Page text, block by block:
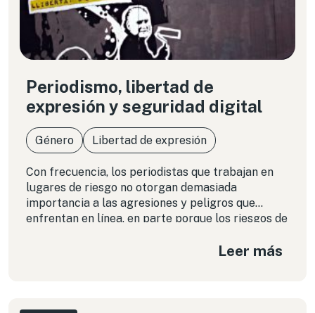
Periodismo, libertad de
expresión y seguridad digital
Género Libertad de expresión
Con frecuencia, los periodistas que trabajan en
lugares de riesgo no otorgan demasiada
importancia a las agresiones y peligros que
enfrentan en línea, en parte porque los riesgos de
inmediatos, y la conexión entre ambos tipos de
Leer más